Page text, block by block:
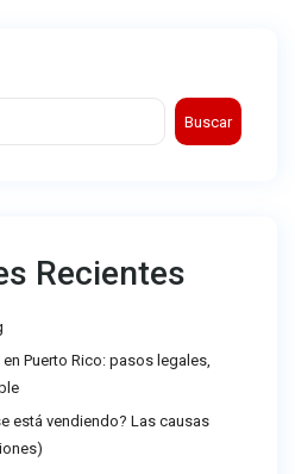
Buscar
Recientes
Puerto Rico: pasos legales,
está vendiendo? Las causas